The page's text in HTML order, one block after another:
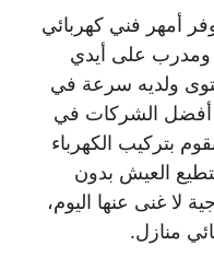
أمهر فني كهربائي
ومدرب على أيدي
ولديه سرعة في
من أفضل الشركات في
بتركيب الكهرباء
العيش بدون
لا غنى عنها اليوم،
منازل.